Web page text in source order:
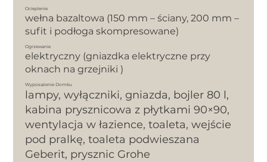
Ocieplenie
wełna bazaltowa (150 mm – ściany, 200 mm –
sufit i podłoga skompresowane)
Ogrzewanie
elektryczny (gniazdka elektryczne przy
oknach na grzejniki )
Wyposażenie Domku
lampy, wyłączniki, gniazda, bojler 80 l,
kabina prysznicowa z płytkami 90×90,
wentylacja w łazience, toaleta, wejście
pod pralkę, toaleta podwieszana
Geberit, prysznic Grohe